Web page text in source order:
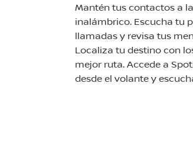
Mantén tus contactos a
inalámbrico. Escucha tu
llamadas y revisa tus
Localiza tu destino con
mejor ruta. Accede a
desde el volante y